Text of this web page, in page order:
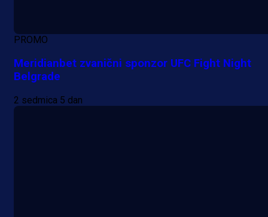
PROMO
Meridianbet zvanični sponzor UFC Fight Night
Belgrade
2 sedmica 5 dan